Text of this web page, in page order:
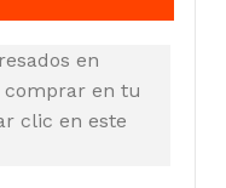
en
comprar en tu
clic en este